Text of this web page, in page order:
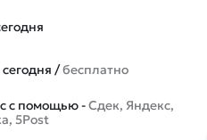
сегодня /бесплатно
с помощью -Сдек, Яндекс,
5Post